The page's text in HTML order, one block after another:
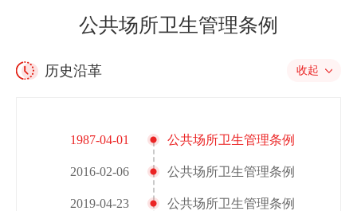
公共场所卫生管理条例
历史沿革 收起
1987-04-01
2016-02-06
2019-04-23
公共场所卫生管理条例
公共场所卫生管理条例
公共场所卫生管理条例